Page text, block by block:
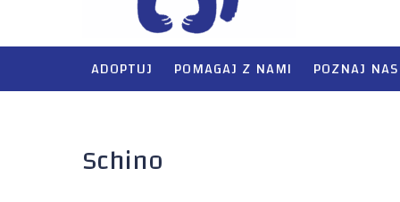
Pomagamy
ADOPTUJ POMAGAJ Z NAMI POZNAJ NAS
Schino